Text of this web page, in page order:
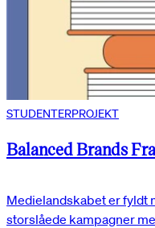
STUDENTERPROJEKT
Balanced Brands
Medielandskabet er fyldt
storslåede kampagner